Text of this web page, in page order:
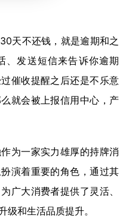
天不还钱，就是逾期和之
、发送短信来告诉你逾期
催收提醒之后还是不乐意
就会被上报信用中心，产
为一家实力雄厚的持牌消
演着重要的角色，通过其
广大消费者提供了灵活、
级和生活品质提升。